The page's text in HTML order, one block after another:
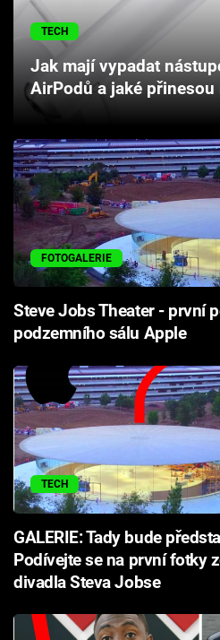
Cool Esport
Pořady
TV Program
Sledujte prima+
Přihlášení
Sledujte nás
TECH
Jak mají vypadat
AirPodů a jaké přinesou
FOTOGALERIE
Steve Jobs Theater - první
podzemního sálu Apple
TECH
GALERIE: Tady bude
Podívejte se na první fotky
divadla Steva Jobse